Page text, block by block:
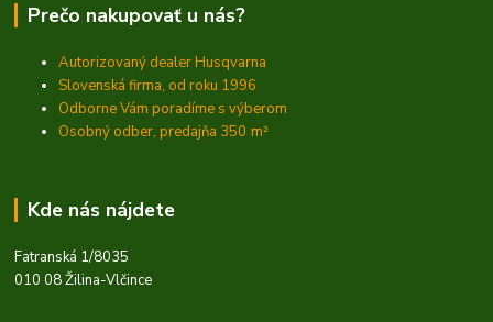
Prečo nakupovať u nás?
Autorizovaný dealer Husqvarna
Slovenská firma, od roku 1996
Odborne Vám poradíme s výberom
Osobný odber, predajňa 350 m²
Kde nás nájdete
Fatranská 1/8035
010 08 Žilina-Vlčince